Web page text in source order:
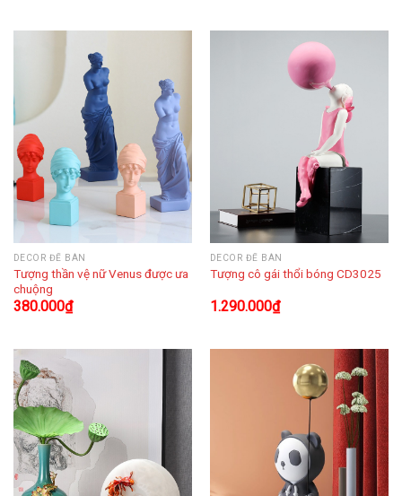
DECOR ĐỂ BÀN
Tượng thần vệ nữ Venus được ưa
chuộng
380.000₫
DECOR ĐỂ BÀN
Tượng cô gái thổi bóng CD3025
1.290.000₫